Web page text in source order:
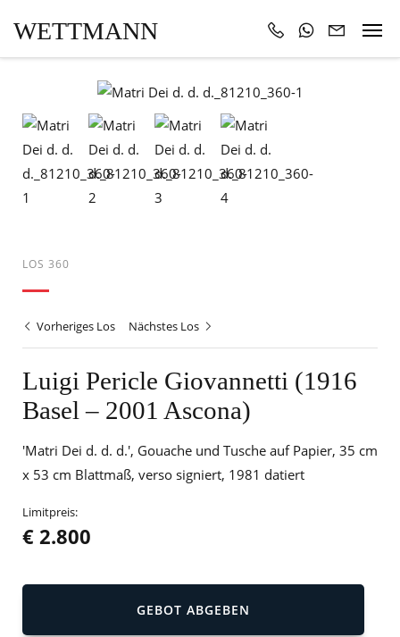
WETTMANN
LOS 360
Vorheriges Los Nächstes Los
Luigi Pericle Giovannetti (1916
Basel – 2001 Ascona)
'Matri Dei d. d. d.', Gouache und Tusche auf Papier, 35 cm
x 53 cm Blattmaß, verso signiert, 1981 datiert
Limitpreis:
€ 2.800
GEBOT ABGEBEN